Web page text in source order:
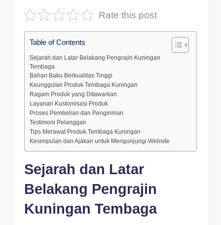
D
Rate this post
Table of Contents
Sejarah dan Latar Belakang Pengrajin Kuningan
Tembaga
Bahan Baku Berkualitas Tinggi
Keunggulan Produk Tembaga Kuningan
Ragam Produk yang Ditawarkan
Layanan Kustomisasi Produk
Proses Pembelian dan Pengiriman
Testimoni Pelanggan
Tips Merawat Produk Tembaga Kuningan
Kesimpulan dan Ajakan untuk Mengunjungi Website
Sejarah dan Latar
Belakang Pengrajin
Kuningan Tembaga